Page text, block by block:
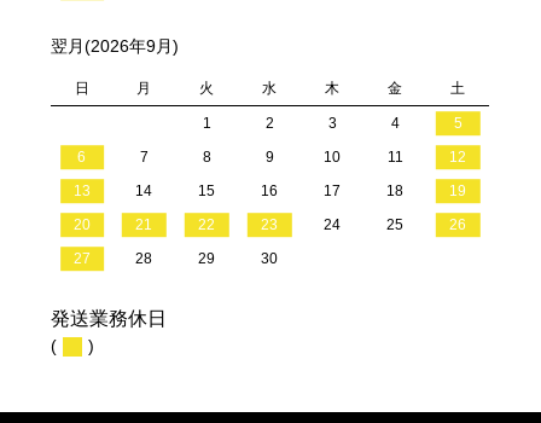
翌月(2026年9月)
日 月 火 水 木 金 土
1 2 3 4
5
6
7 8 9 10 11
12
13
14 15 16 17 18
19
20
21 22 23 24 25
26
27
28 29 30
発送業務休日
( )